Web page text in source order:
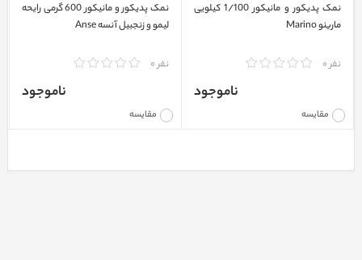
نمک پدیکور و مانیکور 1/100 کیلویی
مارینو Marino
نفر 0
مقایسه
ناموجود
نمک پدیکور و مانیکور 600 گرمی رایحه
لیمو و زنجبیل آنسه Anse
نفر 0
مقایسه
ناموجود